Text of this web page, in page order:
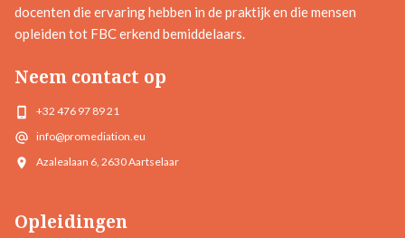
docenten die ervaring hebben in de praktijk en die mensen
opleiden tot FBC erkend bemiddelaars.
Neem contact op
+32 476 97 89 21
info@promediation.eu
Azalealaan 6, 2630 Aartselaar
Opleidingen